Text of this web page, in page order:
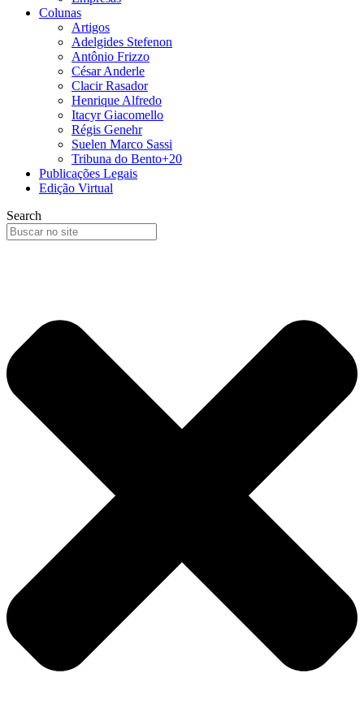
Colunas
Artigos
Adelgides Stefenon
Antônio Frizzo
César Anderle
Clacir Rasador
Henrique Alfredo
Itacyr Giacomello
Régis Genehr
Suelen Marco Sassi
Tribuna do Bento+20
Publicações Legais
Edição Virtual
Search